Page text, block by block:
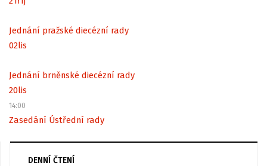
Jednání pražské diecézní rady
02lis
Jednání brněnské diecézní rady
20lis
14:00
Zasedání Ústřední rady
DENNÍ ČTENÍ